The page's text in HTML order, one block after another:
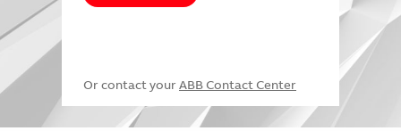
Or contact your ABB Contact Center